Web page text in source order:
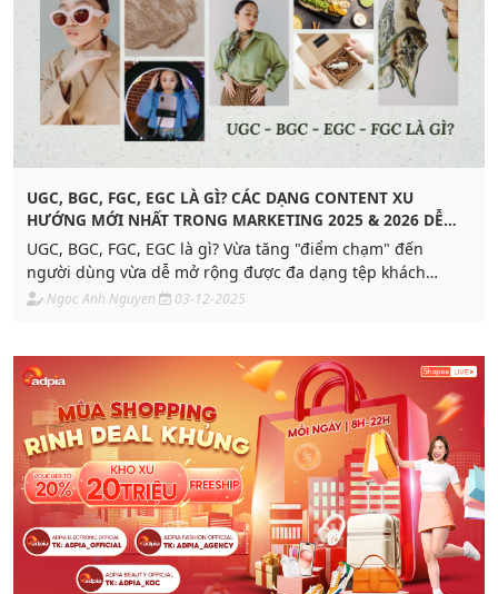
UGC, BGC, FGC, EGC LÀ GÌ? CÁC DẠNG CONTENT XU
HƯỚNG MỚI NHẤT TRONG MARKETING 2025 & 2026 DỄ
VIRAL
UGC, BGC, FGC, EGC là gì? Vừa tăng "điểm chạm" đến
người dùng vừa dễ mở rộng được đa dạng tệp khách
hàng, dự báo dạng content này sẽ trở nên phổ biết trong
Ngoc Anh Nguyen 03-12-2025